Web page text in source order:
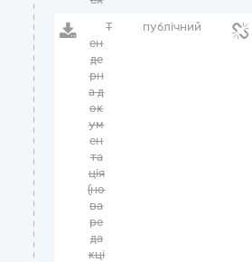
Т
ен
де
рн
а д
ок
ум
ен
та
ція
(но
ва
ре
да
кці
публічний